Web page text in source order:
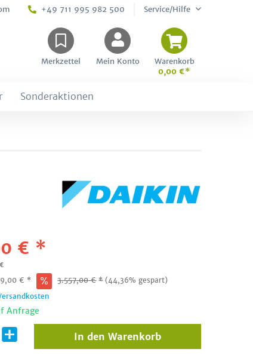
+49 711 995 982 500 Service/Hilfe
Merkzettel Mein Konto
Warenkorb
0,00 €*
Sonderaktionen
€ *
€ * 3.557,00€ * (44,36% gespart)
Anfrage
In den Warenkorb